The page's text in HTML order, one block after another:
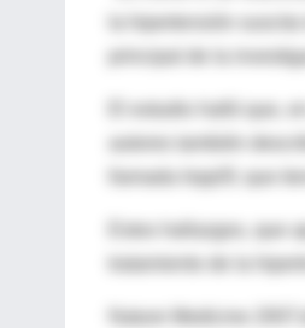
la hipertensión
principal de la
El estudio halló que,
autores también
llamada Inpp5f, que
Estos hallazgos, que
tratamiento de la